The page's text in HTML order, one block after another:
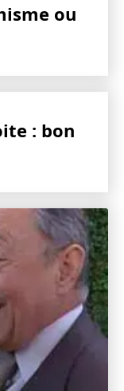
ou
: bon